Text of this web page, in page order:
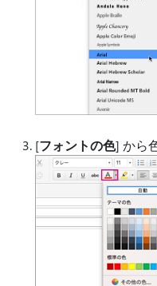
[フォントの色] から